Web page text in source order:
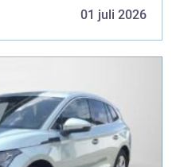
let at anmelde en bil til
01 juli 2026